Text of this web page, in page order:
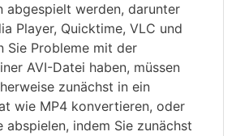
abgespielt werden, darunter
Player, Quicktime, VLC und
Sie Probleme mit der
AVI-Datei haben, müssen
zunächst in ein
wie MP4 konvertieren, oder
abspielen, indem Sie zunächst